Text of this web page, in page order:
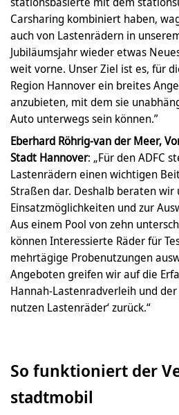
Carsharing kombiniert haben,
auch von Lastenrädern in
Jubiläumsjahr wieder etwas
weit vorne. Unser Ziel ist es, für
Region Hannover ein breites
anzubieten, mit dem sie
Auto unterwegs sein können.”
Eberhard Röhrig-van der Meer,
Stadt Hannover: „Für den ADFC
Lastenrädern einen wichtigen
Straßen dar. Deshalb beraten wir
Einsatzmöglichkeiten und zur
Aus einem Pool von zehn
können Interessierte Räder für
mehrtägige Probenutzungen
Angeboten greifen wir auf die
Hannah-Lastenradverleih und der
nutzen Lastenräder‘ zurück.“
So funktioniert der
stadtmobil